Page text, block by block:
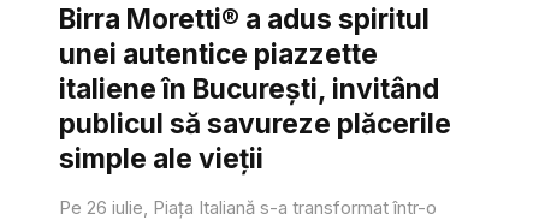
Birra Moretti® a adus spiritul
unei autentice piazzette
italiene în București, invitând
publicul să savureze plăcerile
simple ale vieții
Pe 26 iulie, Piața Italiană s-a transformat într-o